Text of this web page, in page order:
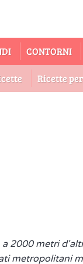
CONTORNI
Ricette
a 2000 metri
metropolitani